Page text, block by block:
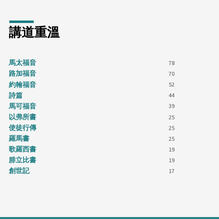
講道重溫
馬太福音 78
路加福音 70
約翰福音 52
詩篇 44
馬可福音 39
以弗所書 25
使徒行傳 25
羅馬書 25
歌羅西書 19
腓立比書 19
創世記 17